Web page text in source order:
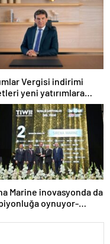
Vergisi indirimi
yeni yatırımlara
Marine inovasyonda da
oynuyor-